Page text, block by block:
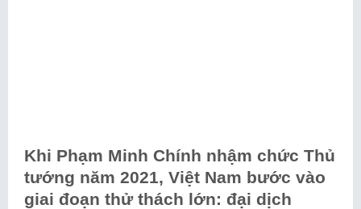
Khi Phạm Minh Chính nhậm chức Thủ
tướng năm 2021, Việt Nam bước vào
giai đoạn thử thách lớn: đại dịch